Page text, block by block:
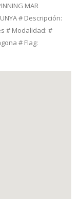
MAR
# Descripción:
# Modalidad: #
# Flag: